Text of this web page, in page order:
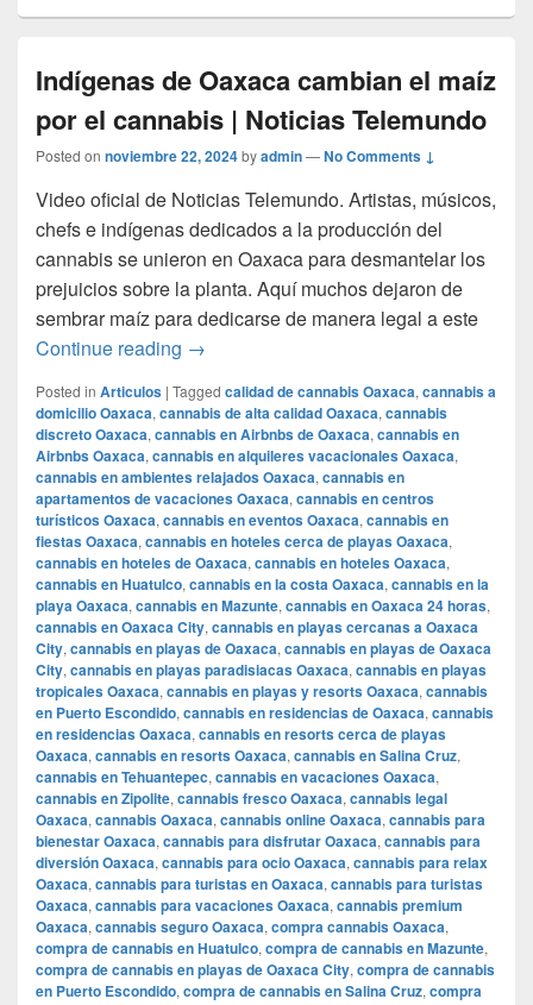
Indígenas de Oaxaca cambian el maíz
por el cannabis | Noticias Telemundo
Posted on noviembre 22, 2024byadmin—No Comments ↓
Video oficial de Noticias Telemundo. Artistas, músicos,
chefs e indígenas dedicados a la producción del
cannabis se unieron en Oaxaca para desmantelar los
prejuicios sobre la planta. Aquí muchos dejaron de
sembrar maíz para dedicarse de manera legal a este
Continue reading Indígenas de Oaxaca cambian el maíz
→
Posted in Articulos | Tagged calidad de cannabis Oaxaca, cannabis a
domicilio Oaxaca, cannabis de alta calidad Oaxaca, cannabis
discreto Oaxaca, cannabis en Airbnbs de Oaxaca, cannabis en
Airbnbs Oaxaca, cannabis en alquileres vacacionales Oaxaca,
cannabis en ambientes relajados Oaxaca, cannabis en
apartamentos de vacaciones Oaxaca, cannabis en centros
turísticos Oaxaca, cannabis en eventos Oaxaca, cannabis en
fiestas Oaxaca, cannabis en hoteles cerca de playas Oaxaca,
cannabis en hoteles de Oaxaca, cannabis en hoteles Oaxaca,
cannabis en Huatulco, cannabis en la costa Oaxaca, cannabis en la
playa Oaxaca, cannabis en Mazunte, cannabis en Oaxaca 24 horas,
cannabis en Oaxaca City, cannabis en playas cercanas a Oaxaca
City, cannabis en playas de Oaxaca, cannabis en playas de Oaxaca
City, cannabis en playas paradisiacas Oaxaca, cannabis en playas
tropicales Oaxaca, cannabis en playas y resorts Oaxaca, cannabis
en Puerto Escondido, cannabis en residencias de Oaxaca, cannabis
en residencias Oaxaca, cannabis en resorts cerca de playas
Oaxaca, cannabis en resorts Oaxaca, cannabis en Salina Cruz,
cannabis en Tehuantepec, cannabis en vacaciones Oaxaca,
cannabis en Zipolite, cannabis fresco Oaxaca, cannabis legal
Oaxaca, cannabis Oaxaca, cannabis online Oaxaca, cannabis para
bienestar Oaxaca, cannabis para disfrutar Oaxaca, cannabis para
diversión Oaxaca, cannabis para ocio Oaxaca, cannabis para relax
Oaxaca, cannabis para turistas en Oaxaca, cannabis para turistas
Oaxaca, cannabis para vacaciones Oaxaca, cannabis premium
Oaxaca, cannabis seguro Oaxaca, compra cannabis Oaxaca,
compra de cannabis en Huatulco, compra de cannabis en Mazunte,
compra de cannabis en playas de Oaxaca City, compra de cannabis
en Puerto Escondido, compra de cannabis en Salina Cruz, compra